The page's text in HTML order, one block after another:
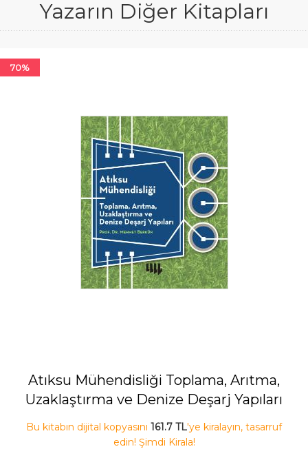
Yazarın Diğer Kitapları
70%
Atıksu Mühendisliği Toplama, Arıtma,
Uzaklaştırma ve Denize Deşarj Yapıları
Bu kitabın dijital kopyasını 161.7 TL'ye kiralayın, tasarruf
edin! Şimdi Kirala!